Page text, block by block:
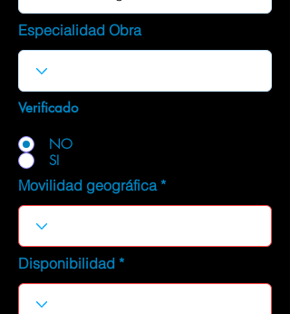
Especialidad Obra
Verificado
NO
SI
Movilidad geográfica
Disponibilidad